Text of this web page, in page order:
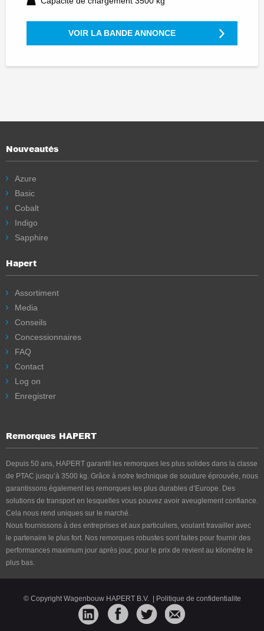
VOIR LA BANDE ANNONCE
Nouveautés
Azure
Basic
Cobalt
Indigo
Sapphire
Hapert
Assortiment
Media
Conseils
Concessionnaires
FAQ
Contact
Log on
Enregistrer
Remorques HAPERT
Depuis 50 ans, HAPERT garantit les remorques les plus solides dans la classe
de PTAC jusqu’à 3500 kg. Grâce à notre technique de soudure éprouvée, nous
garantissons également les remorques les plus durables d’Europe. Des
solutions de transport en lesquelles vous pouvez avoir aveuglement confiance.
Cela nous rend uniques sur le marché.
Nous fournissons à des entreprises et aux particuliers, voulant travailler avec
le partenaire le plus fort. Nos remorques robustes sont faites pour fournir des
performances maximum jour après jour, pour le prix de revient au kilomètre le
plus bas.
© Copyright Wagenbouw HAPERT B.V. | Politique de confidentialite